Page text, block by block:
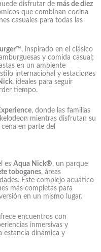
disfrutar de más de diez
que combinan cocina
casuales para todas las
, inspirado en el clásico
y comida casual;
en un ambiente
internacional y estaciones
, ideales para seguir
tiempo.
, donde las familias
mientras disfrutan su
en parte del
es Aqua Nick®, un parque
toboganes, áreas
Este complejo acuático
más completas para
en un mismo lugar.
encuentros con
inmersivas y
estancia dinámica y